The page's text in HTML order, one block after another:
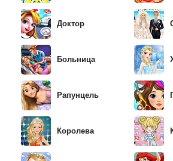
Доктор
Больница
Рапунцель
Королева